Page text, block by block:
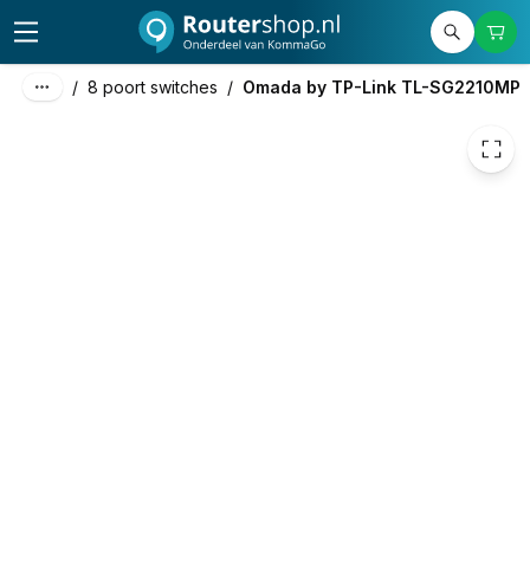
/ 8 poort switches / Omada by TP-Link TL-SG2210MP
133,80 excl. btw
incl. btw